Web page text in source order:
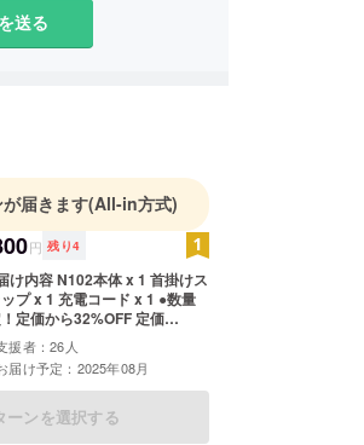
送る
届きます(All-in方式)
円 残り4
け内容 N102本体 x 1 首掛けス
プ x 1 充電コード x 1 ●数量
定価から32%OFF 定価
円（税込）→ 6,800円（税
※
状況、使用部材の供給状況、
程上の都合等により出荷時期
る場合があります。
援者：26人
届け予定：2025年08月
ーンを選択する